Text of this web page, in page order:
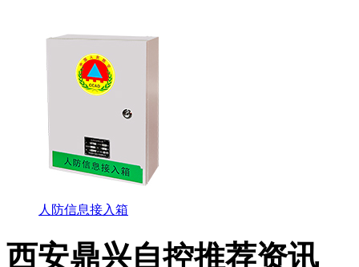
人防信息接入箱
西安鼎兴自控推荐资讯